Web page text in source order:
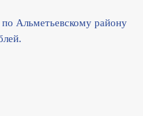
по Альметьевскому району